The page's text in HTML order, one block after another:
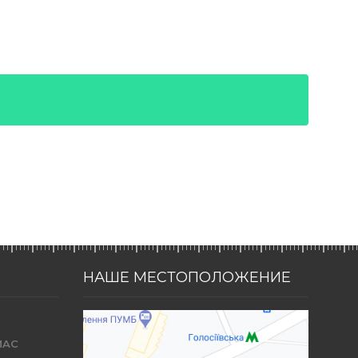
НАШЕ МЕСТОПОЛОЖЕНИЕ